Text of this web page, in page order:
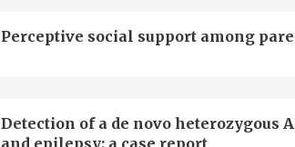
Perceptive social support among
Detection of a de novo